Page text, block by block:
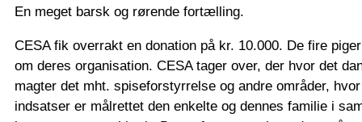
En meget barsk og rørende fortælling.
CESA fik overrakt en donation på kr. 10.000. De fire
om deres organisation. CESA tager over, der hvor det
magter det mht. spiseforstyrrelse og andre områder,
indsatser er målrettet den enkelte og dennes familie i